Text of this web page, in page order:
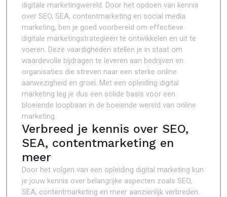
digitale marketingwereld. Door het opdoen van kennis
over SEO, SEA, contentmarketing en social media
marketing, ben je goed voorbereid om effectieve
digitale marketingstrategieën te ontwikkelen en uit te
voeren. Deze vaardigheden stellen je in staat om
waardevolle bijdragen te leveren aan bedrijven en
organisaties die streven naar een sterke online
aanwezigheid en groei. Met een opleiding digital
marketing leg je dus een solide basis voor een
bloeiende loopbaan in de boeiende wereld van online
marketing.
Verbreed je kennis over SEO,
SEA, contentmarketing en
meer
Door het volgen van een opleiding digital marketing kun
je jouw kennis over belangrijke aspecten zoals SEO,
SEA, contentmarketing en meer aanzienlijk verbreden.